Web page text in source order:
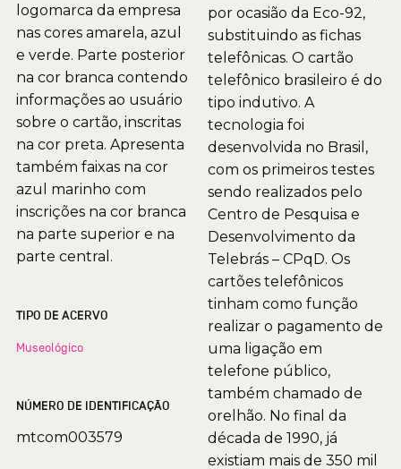
logomarca da empresa
nas cores amarela, azul
e verde. Parte posterior
na cor branca contendo
informações ao usuário
sobre o cartão, inscritas
na cor preta. Apresenta
também faixas na cor
azul marinho com
inscrições na cor branca
na parte superior e na
parte central.
TIPO DE ACERVO
Museológico
NÚMERO DE IDENTIFICAÇÃO
mtcom003579
por ocasião da Eco-92,
substituindo as fichas
telefônicas. O cartão
telefônico brasileiro é do
tipo indutivo. A
tecnologia foi
desenvolvida no Brasil,
com os primeiros testes
sendo realizados pelo
Centro de Pesquisa e
Desenvolvimento da
Telebrás – CPqD. Os
cartões telefônicos
tinham como função
realizar o pagamento de
uma ligação em
telefone público,
também chamado de
orelhão. No final da
década de 1990, já
existiam mais de 350 mil